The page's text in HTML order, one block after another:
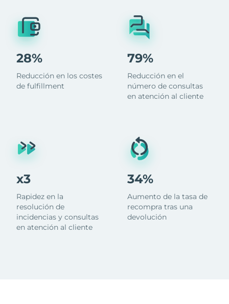
28%
Reducción en los costes
de fulfillment
x3
Rapidez en la
resolución de
incidencias y consultas
en atención al cliente
79%
Reducción en el
número de consultas
en atención al cliente
34%
Aumento de la tasa de
recompra tras una
devolución